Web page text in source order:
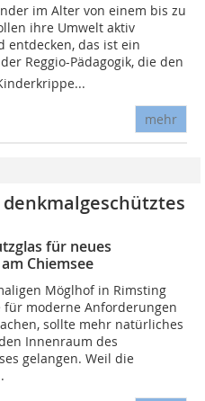
im Alter von einem bis zu
ihre Umwelt aktiv
entdecken, das ist ein
Reggio-Pädagogik, die den
mehr
für neues
Chiemsee
Möglhof in Rimsting
für moderne Anforderungen
sollte mehr natürliches
Innenraum des
gelangen. Weil die